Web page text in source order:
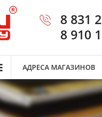
8 831
8 910
АДРЕСА МАГАЗИНОВ